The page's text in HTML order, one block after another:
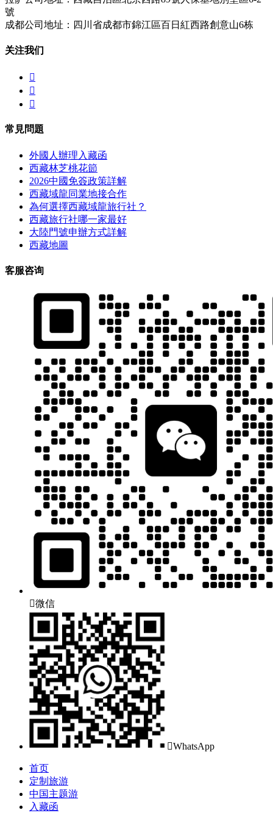
號
成都公司地址：四川省成都市錦江區百日紅西路創意山6栋
关注我们



常見問題
外國人辦理入藏函
西藏林芝桃花節
2026中國免簽政策詳解
西藏域龍同業地接合作
為何選擇西藏域龍旅行社？
西藏旅行社哪一家最好
大陸門號申辦方式詳解
西藏地圖
客服咨询
微信
WhatsApp
首页
定制旅游
中国主题游
入藏函